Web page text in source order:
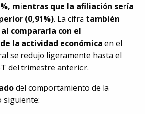
mientras que la afiliación sería
(0,91%). La cifra también
compararla con el
la actividad económica en el
se redujo ligeramente hasta el
del trimestre anterior.
del comportamiento de la
siguiente: